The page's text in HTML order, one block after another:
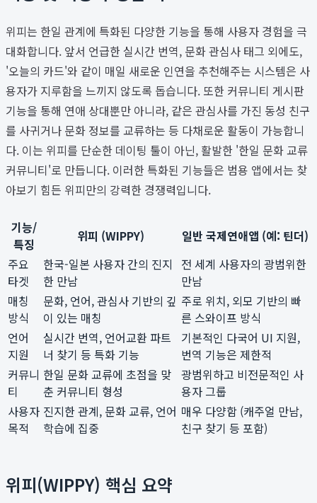
위피는 한일 관계에 특화된 다양한 기능을 통해 사용자 경험을 극
대화합니다. 앞서 언급한 실시간 번역, 문화 관심사 태그 외에도,
'오늘의 카드'와 같이 매일 새로운 인연을 추천해주는 시스템은 사
용자가 지루함을 느끼지 않도록 돕습니다. 또한 커뮤니티 게시판
기능을 통해 연애 상대뿐만 아니라, 같은 관심사를 가진 동성 친구
를 사귀거나 문화 정보를 교류하는 등 다채로운 활동이 가능합니
다. 이는 위피를 단순한 데이팅 툴이 아닌, 활발한 '한일 문화 교류
커뮤니티'로 만듭니다. 이러한 특화된 기능들은 범용 앱에서는 찾
아보기 힘든 위피만의 강력한 경쟁력입니다.
기능/
특징
위피 (WIPPY)
일반 국제연애앱 (예: 틴더)
주요
타겟
한국-일본 사용자 간의 진지
한 만남
전 세계 사용자의 광범위한
만남
매칭
방식
문화, 언어, 관심사 기반의 깊
이 있는 매칭
주로 위치, 외모 기반의 빠
른 스와이프 방식
언어
지원
실시간 번역, 언어교환 파트
너 찾기 등 특화 기능
기본적인 다국어 UI 지원,
번역 기능은 제한적
커뮤니
티
한일 문화 교류에 초점을 맞
춘 커뮤니티 형성
광범위하고 비전문적인 사
용자 그룹
사용자
목적
진지한 관계, 문화 교류, 언어
학습에 집중
매우 다양함 (캐주얼 만남,
친구 찾기 등 포함)
위피(WIPPY) 핵심 요약